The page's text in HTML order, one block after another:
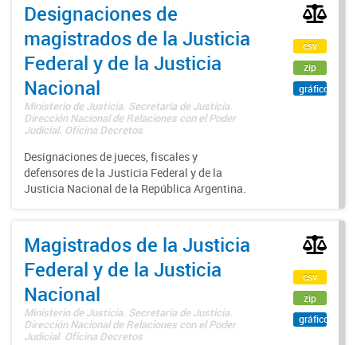
Designaciones de
magistrados de la Justicia
Federal y de la Justicia
Nacional
Ministerio de Justicia. Secretaría de Justicia.
Dirección Nacional de Relaciones con el Poder
Judicial. Oficina Decretos
Designaciones de jueces, fiscales y
defensores de la Justicia Federal y de la
Justicia Nacional de la República Argentina.
csv
zip
gráfico
Magistrados de la Justicia
Federal y de la Justicia
Nacional
Ministerio de Justicia. Secretaría de Justicia.
Dirección Nacional de Relaciones con el Poder
Judicial. Oficina Decretos
csv
zip
gráfico